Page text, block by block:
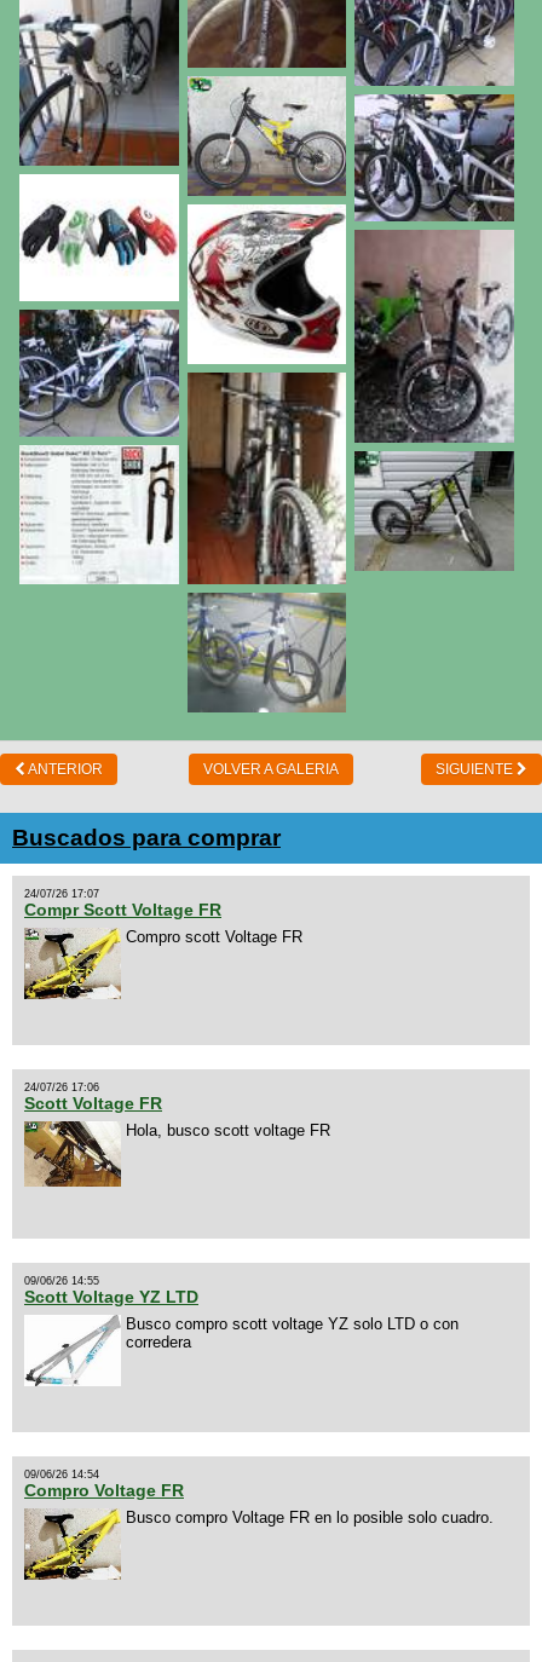
ANTERIOR VOLVER A GALERIA SIGUIENTE
Buscados para comprar
24/07/26 17:07
Compr Scott Voltage FR
Compro scott Voltage FR
24/07/26 17:06
Scott Voltage FR
Hola, busco scott voltage FR
09/06/26 14:55
Scott Voltage YZ LTD
Busco compro scott voltage YZ solo LTD o con
corredera
09/06/26 14:54
Compro Voltage FR
Busco compro Voltage FR en lo posible solo cuadro.